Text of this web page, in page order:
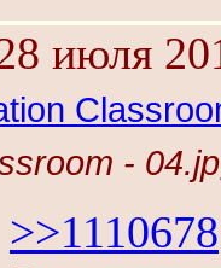
июля
-
>>1110678